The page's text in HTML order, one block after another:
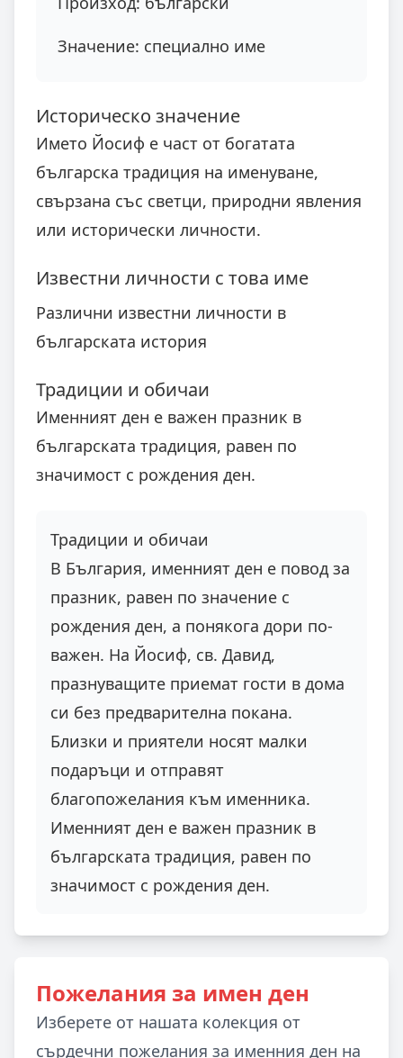
Значение: специално име
Историческо значение
Името Йосиф е част от богатата
българска традиция на именуване,
свързана със светци, природни явления
или исторически личности.
Известни личности с това име
Различни известни личности в
българската история
Традиции и обичаи
Именният ден е важен празник в
българската традиция, равен по
значимост с рождения ден.
Традиции и обичаи
В България, именният ден е повод за
празник, равен по значение с
рождения ден, а понякога дори по-
важен. На Йосиф, св. Давид,
празнуващите приемат гости в дома
си без предварителна покана.
Близки и приятели носят малки
подаръци и отправят
благопожелания към именника.
Именният ден е важен празник в
българската традиция, равен по
значимост с рождения ден.
Пожелания за имен ден
Изберете от нашата колекция от
сърдечни пожелания за именния ден на